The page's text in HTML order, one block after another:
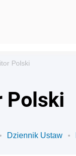
Polski
Polski
Dziennik Ustaw